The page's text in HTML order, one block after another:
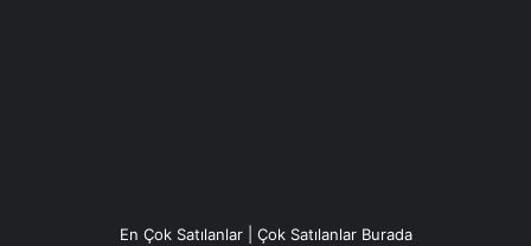
En Çok Satılanlar | Çok Satılanlar Burada